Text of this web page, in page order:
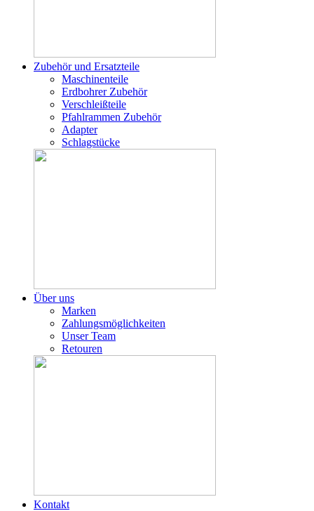
Zubehör und Ersatzteile
Maschinenteile
Erdbohrer Zubehör
Verschleißteile
Pfahlrammen Zubehör
Adapter
Schlagstücke
Über uns
Marken
Zahlungsmöglichkeiten
Unser Team
Retouren
Kontakt